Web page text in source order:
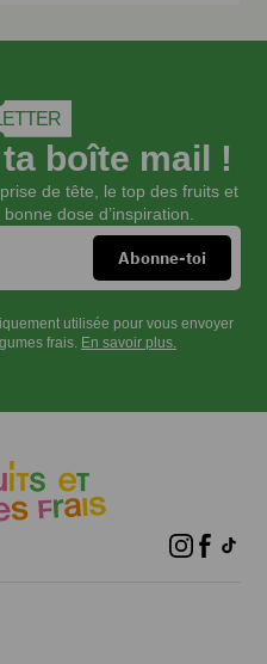
boîte mail !
de tête, le top des fruits et
dose d’inspiration.
utilisée pour vous envoyer
frais. En savoir plus.